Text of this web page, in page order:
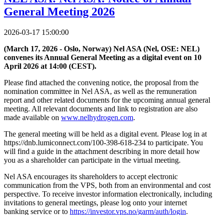
General Meeting 2026
2026-03-17 15:00:00
(March 17, 2026 - Oslo, Norway) Nel ASA (Nel, OSE: NEL)
convenes its Annual General Meeting as a digital event on 10
April 2026 at 14:00 (CEST).
Please find attached the convening notice, the proposal from the
nomination committee in Nel ASA, as well as the remuneration
report and other related documents for the upcoming annual general
meeting. All relevant documents and link to registration are also
made available on www.nelhydrogen.com.
The general meeting will be held as a digital event. Please log in at
https://dnb.lumiconnect.com/100-398-618-234 to participate. You
will find a guide in the attachment describing in more detail how
you as a shareholder can participate in the virtual meeting.
Nel ASA encourages its shareholders to accept electronic
communication from the VPS, both from an environmental and cost
perspective. To receive investor information electronically, including
invitations to general meetings, please log onto your internet
banking service or to https://investor.vps.no/garm/auth/login.